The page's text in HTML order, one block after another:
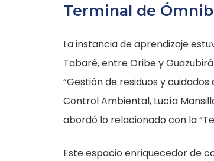
Terminal de
La instancia de aprendizaje
Tabaré, entre Oribe y
“Gestión de residuos y
Control Ambiental, Lucía
abordó lo relacionado con la
Este espacio enriquecedor de